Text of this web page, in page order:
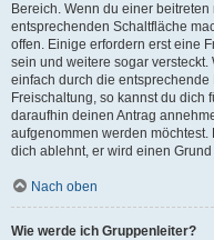
Bereich. Wenn du einer
entsprechenden Schaltfläche
offen. Einige erfordern erst eine
sein und weitere sogar
einfach durch die
Freischaltung, so kannst du dich
daraufhin deinen Antrag
aufgenommen werden
dich ablehnt, er wird einen
Nach oben
Wie werde ich Gruppenleiter?